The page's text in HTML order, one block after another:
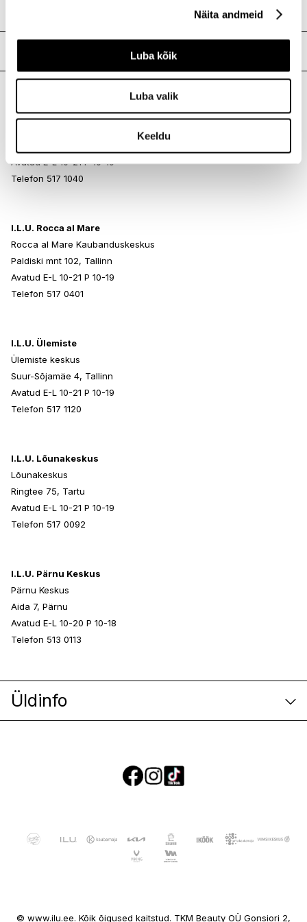
Näita andmeid
Luba kõik
Luba valik
Keeldu
7 lake ● ci 15985 / yellow 6 lake ● ci 17200 / red 33 lake ● ci
carmine ● ci 77491, ci 77492, ci 77499 / iron oxides ● ci
77742 / manganese violet ● ci 77891 / titanium dioxide
●mica ●ci 15850 / red 6 ●ci 19140 / yellow 5 lake ●ci 42090 /
blue 1 lake ●]
I.L.U. Kristiine
Avatud E-L 10-21 P 10-19
Telefon 517 1040
I.L.U. Rocca al Mare
Rocca al Mare Kaubanduskeskus
Paldiski mnt 102, Tallinn
Avatud E-L 10-21 P 10-19
Telefon 517 0401
I.L.U. Ülemiste
Ülemiste keskus
Suur-Sõjamäe 4, Tallinn
Avatud E-L 10-21 P 10-19
Telefon 517 1120
I.L.U. Lõunakeskus
Lõunakeskus
Ringtee 75, Tartu
Avatud E-L 10-21 P 10-19
Telefon 517 0092
I.L.U. Pärnu Keskus
Pärnu Keskus
Aida 7, Pärnu
Avatud E-L 10-20 P 10-18
Telefon 513 0113
Üldinfo
© www.ilu.ee. Kõik õigused kaitstud. TKM Beauty OÜ Gonsiori 2,